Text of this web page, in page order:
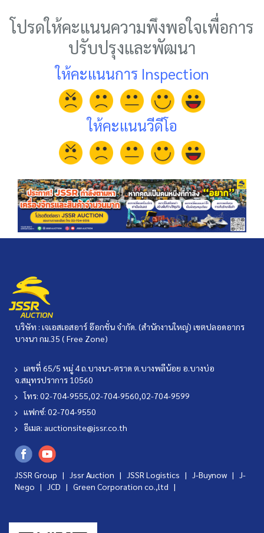
โปรดให้คะแนนความพึงพอใจเพื่อการ
ปรับปรุงและพัฒนา
ให้คะแนนการ Inspection
ให้คะแนนวีดีโอ
บริษัท : เจเอสเอสอาร์ อ๊อกชั่น จำกัด. (สำนักงานใหญ่) เขตปลอดอากร
บางนา กม.35 ( Free Zone)
เลขที่ 65/5 หมู่ 4 ถ.บางนา-ตราด ต.บางพลีน้อย อ.บางบ่อ
จ.สมุทรปราการ 10560
โทร: 02-704-9555,02-704-9560,02-704-9599
แฟกซ์: 02-704-9550
อีเมล: auctionsite@jssr.co.th
JSSR Group | Jssr Auction | JSSR Logistics | J-Buynow | J-
Nego | JCD | Green Corporation co.,ltd |